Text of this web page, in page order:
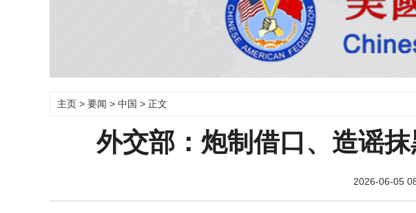
主页 > 要闻 > 中国 > 正文
外交部：炮制借口、造谣
2026-06-05